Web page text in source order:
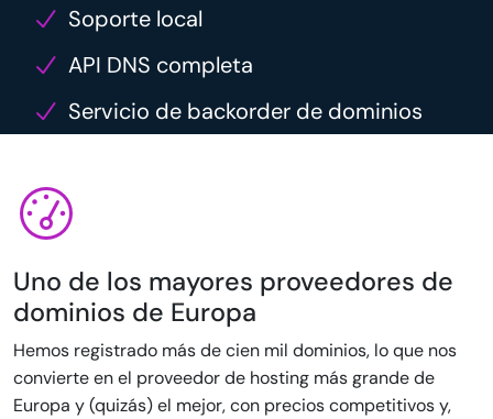
Soporte local
API DNS completa
Servicio de backorder de dominios
Uno de los mayores proveedores de
dominios de Europa
Hemos registrado más de cien mil dominios, lo que nos
convierte en el proveedor de hosting más grande de
Europa y (quizás) el mejor, con precios competitivos y,